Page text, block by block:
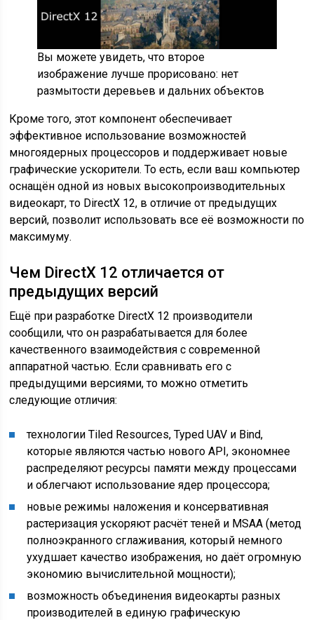
Вы можете увидеть, что второе
изображение лучше прорисовано: нет
размытости деревьев и дальних объектов
Кроме того, этот компонент обеспечивает
эффективное использование возможностей
многоядерных процессоров и поддерживает новые
графические ускорители. То есть, если ваш компьютер
оснащён одной из новых высокопроизводительных
видеокарт, то DirectX 12, в отличие от предыдущих
версий, позволит использовать все её возможности по
максимуму.
Чем DirectX 12 отличается от
предыдущих версий
Ещё при разработке DirectX 12 производители
сообщили, что он разрабатывается для более
качественного взаимодействия с современной
аппаратной частью. Если сравнивать его с
предыдущими версиями, то можно отметить
следующие отличия:
технологии Tiled Resources, Typed UAV и Bind,
которые являются частью нового API, экономнее
распределяют ресурсы памяти между процессами
и облегчают использование ядер процессора;
новые режимы наложения и консервативная
растеризация ускоряют расчёт теней и MSAA (метод
полноэкранного сглаживания, который немного
ухудшает качество изображения, но даёт огромную
экономию вычислительной мощности);
возможность объединения видеокарты разных
производителей в единую графическую